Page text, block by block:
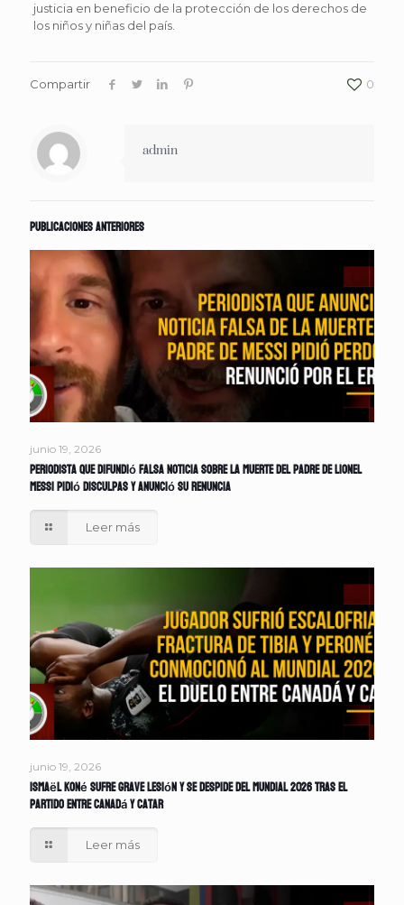
justicia en beneficio de la protección de los derechos de
los niños y niñas del país.
Compartir 0
admin
Publicaciones anteriores
junio 19, 2026
Periodista que difundió falsa noticia sobre la muerte del padre de Lionel
Messi pidió disculpas y anunció su renuncia
Leer más
junio 19, 2026
Ismaël Koné sufre grave lesión y se despide del Mundial 2026 tras el
partido entre Canadá y Catar
Leer más